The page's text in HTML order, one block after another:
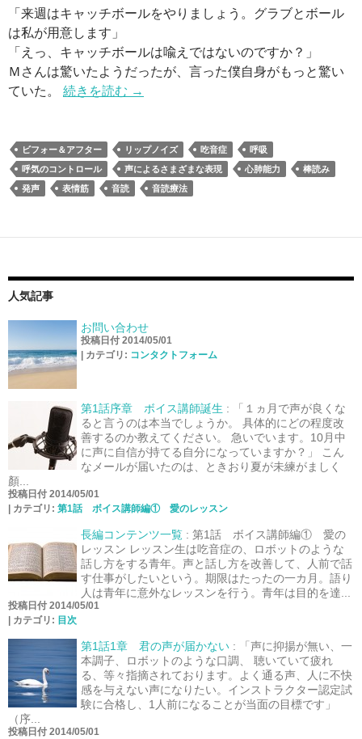
「来週はキャッチボールをやりましょう。グラブとボール
は私が用意します」
「えっ、キャッチボールは喩えではないのですか？」
Ｍさんは驚いたようだったが、言った僕自身がもっと驚い
ていた。 続きを読む →
ビフォー＆アフター リップノイズ 吃音症
呼吸
呼気のコントロール
声によるさまざまな表現 心肺能力
棒読み
発声
表情筋 音読 音読療法
人気記事
お問い合わせ
投稿日付 2014/05/01
カテゴリ: コンタクトフォーム
第1話序章 ボイス講師誕生 :
「１ヵ月で声が良くな
ると言うのは本当でしょうか。 具体的にどの程度改
善するのか教えてください。 急いでいます。10月中
に声に自信が持てる自分になっていますか？」 こん
なメールが届いたのは、ときおり夏が未練がましく
顏...
投稿日付 2014/05/01
カテゴリ: 第1話 ボイス講師編① 愛のレッスン
長編コンテンツ一覧 : 第1話 ボイス講師編① 愛の
レッスン レッスン生は吃音症の、ロボットのような
話し方をする青年。声と話し方を改善して、人前で話
す仕事がしたいという。期限はたったの一カ月。語り
人は青年に意外なレッスンを行う。青年は目的を達...
投稿日付 2014/05/01
カテゴリ: 目次
第1話1章 君の声が届かない :
「声に抑揚が無い、一
本調子、ロボットのような口調、 聴いていて疲れ
る、等々指摘されております。よく通る声、人に不快
感を与えない声になりたい。インストラクター認定試
験に合格し、1人前になることが当面の目標です」
（序...
投稿日付 2014/05/01